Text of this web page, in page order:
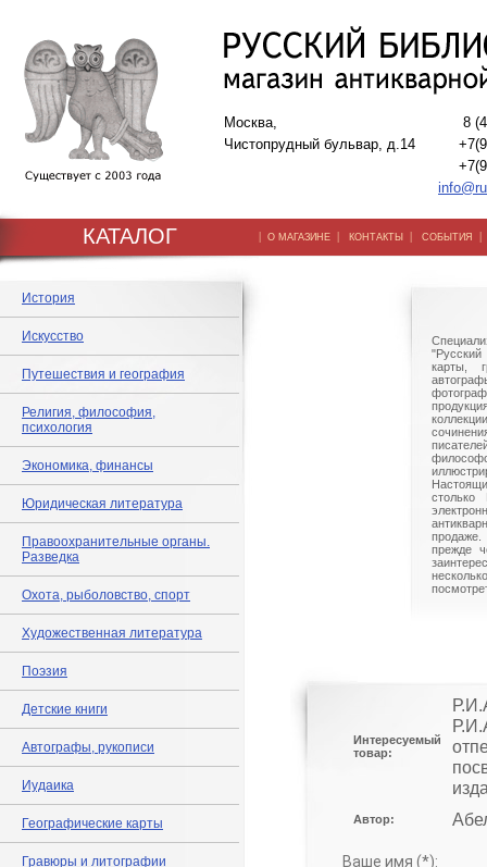
Москва,
Чистопрудный бульвар, д.14
8
КАТАЛОГ | О МАГАЗИНЕ | КОНТАКТЫ | СОБЫТИЯ
История
Искусство
Путешествия и география
Религия, философия,
психология
Экономика, финансы
Юридическая литература
Правоохранительные органы.
Разведка
Охота, рыболовство, спорт
Художественная литература
Поэзия
Детские книги
Автографы, рукописи
Иудаика
Географические карты
Гравюры и литографии
"Русский
карты,
столько
прежде
Интересуемый
товар:
Автор:
Ваше имя (*):